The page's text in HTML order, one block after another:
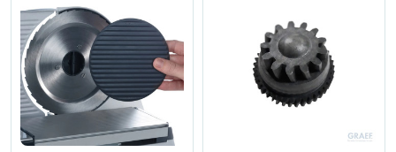
Zgłoś naprawę
Status naprawy
Ostrzenie narzędzi
Doradztwo
technologiczne